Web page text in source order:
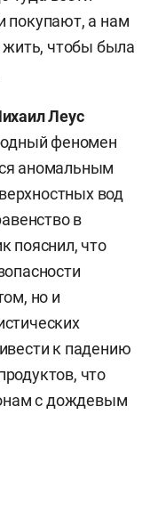
покупают, а нам
жить, чтобы была
Леус
феномен
аномальным
вод
в
пояснил, что
но и
к падению
что
с дождевым